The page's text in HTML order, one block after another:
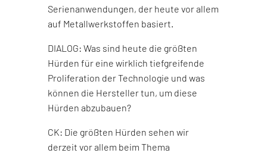
Serienanwendungen, der heute vor allem
auf Metallwerkstoffen basiert.
DIALOG: Was sind heute die größten
Hürden für eine wirklich tiefgreifende
Proliferation der Technologie und was
können die Hersteller tun, um diese
Hürden abzubauen?
CK: Die größten Hürden sehen wir
derzeit vor allem beim Thema